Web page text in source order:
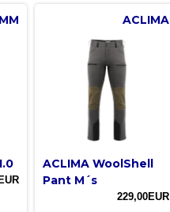
ACLIMA
ACLIMA WoolShell
Pant M´s
229,00EUR